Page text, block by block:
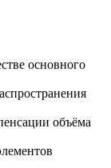
основного
объёма